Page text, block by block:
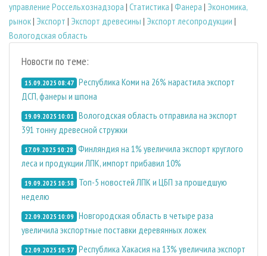
управление Россельхознадзора | Статистика | Фанера | Экономика,
рынок| Экспорт | Экспорт древесины | Экспорт лесопродукции |
Вологодская область
Новости по теме:
15.09.2025 08:47 Республика Коми на 26% нарастила экспорт
ДСП, фанеры и шпона
19.09.2025 10:01 Вологодская область отправила на экспорт
391 тонну древесной стружки
17.09.2025 10:28 Финляндия на 1% увеличила экспорт круглого
леса и продукции ЛПК, импорт прибавил 10%
19.09.2025 10:58
Топ-5 новостей ЛПК и ЦБП за прошедшую
неделю
22.09.2025 10:09 Новгородская область в четыре раза
увеличила экспортные поставки деревянных ложек
22.09.2025 10:37 Республика Хакасия на 13% увеличила экспорт